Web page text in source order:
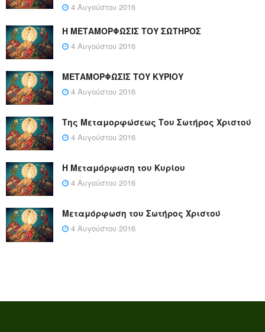
4 Αυγούστου 2016
Η ΜΕΤΑΜΟΡΦΩΣΙΣ ΤΟΥ ΣΩΤΗΡΟΣ
4 Αυγούστου 2016
ΜΕΤΑΜΟΡΦΩΣΙΣ ΤΟΥ ΚΥΡΙΟΥ
4 Αυγούστου 2016
Της Μεταμορφώσεως Του Σωτήρος Χριστού
4 Αυγούστου 2016
Η Μεταμόρφωση του Κυρίου
4 Αυγούστου 2016
Μεταμόρφωση του Σωτήρος Χριστού
4 Αυγούστου 2016